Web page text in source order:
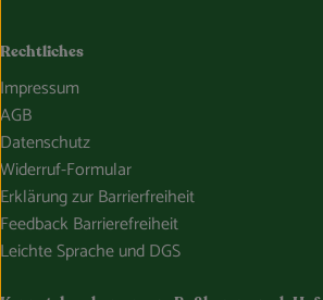
Rechtliches
Impressum
AGB
Datenschutz
Widerruf-Formular
Erklärung zur Barrierfreiheit
Feedback Barrierefreiheit
Leichte Sprache und DGS